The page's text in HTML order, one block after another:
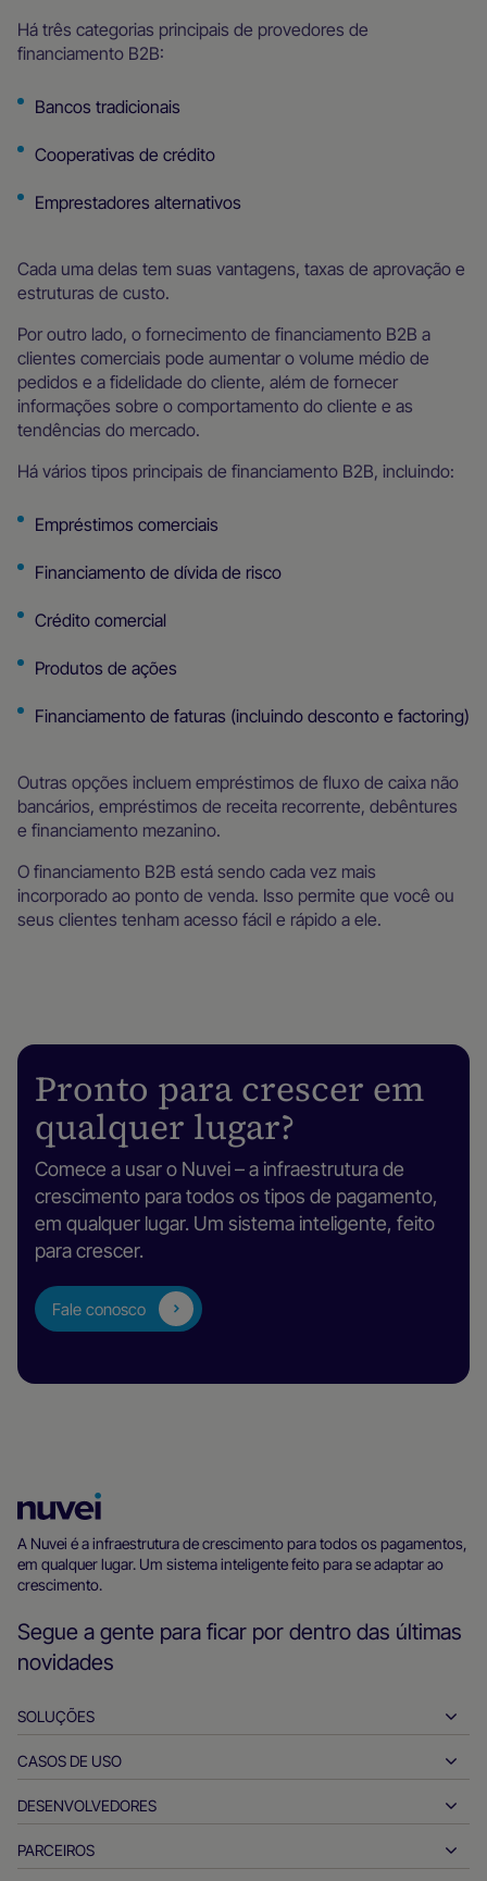
Há três categorias principais de provedores de
financiamento B2B:
Bancos tradicionais
Cooperativas de crédito
Emprestadores alternativos
Cada uma delas tem suas vantagens, taxas de aprovação e
estruturas de custo.
Por outro lado, o fornecimento de financiamento B2B a
clientes comerciais pode aumentar o volume médio de
pedidos e a fidelidade do cliente, além de fornecer
informações sobre o comportamento do cliente e as
tendências do mercado.
Há vários tipos principais de financiamento B2B, incluindo:
Empréstimos comerciais
Financiamento de dívida de risco
Crédito comercial
Produtos de ações
Financiamento de faturas (incluindo desconto e factoring)
Outras opções incluem empréstimos de fluxo de caixa não
bancários, empréstimos de receita recorrente, debêntures
e financiamento mezanino.
O financiamento B2B está sendo cada vez mais
incorporado ao ponto de venda. Isso permite que você ou
seus clientes tenham acesso fácil e rápido a ele.
Pronto para crescer em
qualquer lugar?
Comece a usar o Nuvei – a infraestrutura de
crescimento para todos os tipos de pagamento,
em qualquer lugar. Um sistema inteligente, feito
para crescer.
Fale conosco
inicial
da
Nuvei
A Nuvei é a infraestrutura de crescimento para todos os pagamentos,
em qualquer lugar. Um sistema inteligente feito para se adaptar ao
crescimento.
Segue a gente para ficar por dentro das últimas
novidades
SOLUÇÕES
Payins
Payouts
CASOS DE USO
Hospitalidade
Automotivo
DESENVOLVEDORES
Ferramentas para desenvolvedores
PARCEIROS